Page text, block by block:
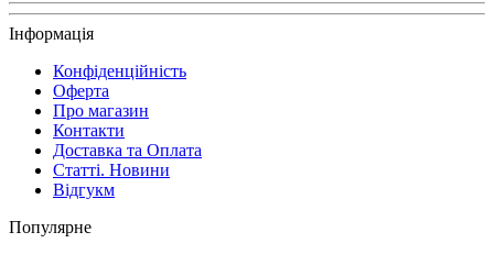
Інформація
Конфіденційність
Оферта
Про магазин
Контакти
Доставка та Оплата
Статті. Новини
Відгукм
Популярне